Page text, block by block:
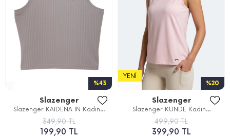
%43
Slazenger
Slazenger KAIDENA IN Kadın...
349,90 TL
199,90 TL
%20
YENI
Slazenger
Slazenger KUNDE Kadın...
499,90 TL
399,90 TL